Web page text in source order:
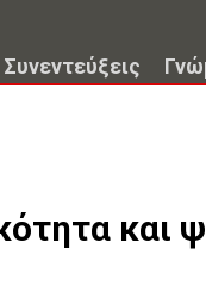
Συνεντεύξεις
και